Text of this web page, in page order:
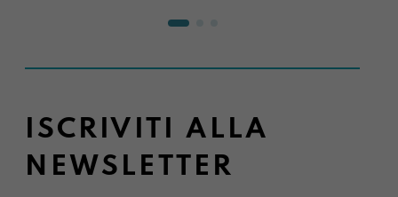
ISCRIVITI ALLA
NEWSLETTER